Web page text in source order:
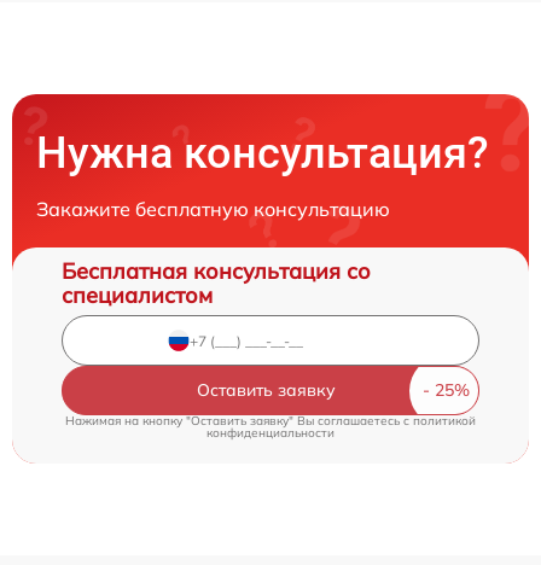
Нужна консультация?
Закажите бесплатную консультацию
Бесплатная консультация со
специалистом
Оставить заявку
Нажимая на кнопку "Оставить заявку" Вы соглашаетесь c политикой
конфиденциальности